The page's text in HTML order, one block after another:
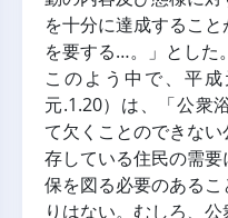
を十分に達成するこ
を要する…。」とした
このよう中で、平
元.1.20）は、「公衆
て欠くことのできな
存している住民の需
保を図る必要のある
りはない。むしろ、